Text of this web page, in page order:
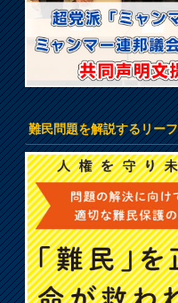
難民問題を解説するリー